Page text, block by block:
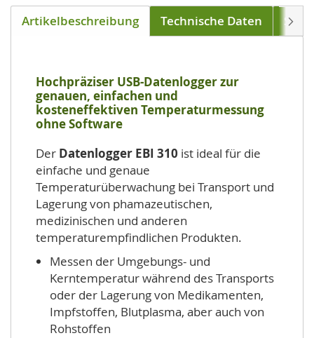
Artikelbeschreibung Technische Daten
Hochpräziser USB-Datenlogger zur
genauen, einfachen und
kosteneffektiven Temperaturmessung
ohne Software
Der Datenlogger EBI 310 ist ideal für die
einfache und genaue
Temperaturüberwachung bei Transport und
Lagerung von phamazeutischen,
medizinischen und anderen
temperaturempfindlichen Produkten.
Messen der Umgebungs- und
Kerntemperatur während des Transports
oder der Lagerung von Medikamenten,
Impfstoffen, Blutplasma, aber auch von
Rohstoffen